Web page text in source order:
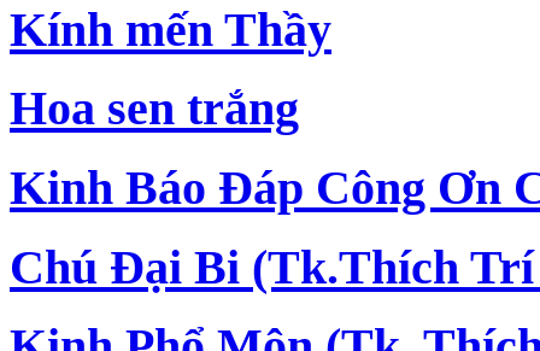
Kính mến Thầy
Hoa sen trắng
Kinh Báo Đáp Công Ơn
Chú Đại Bi (Tk.Thích